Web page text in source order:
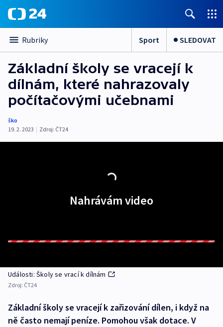
Rubriky Sport SLEDOVAT
Základní školy se vracejí k
dílnám, které nahrazovaly
počítačovými učebnami
ško
19. 2. 2023 | Zdroj: ČT24
Nahrávám video
Události: Školy se vrací k dílnám
Zdroj: ČT24
Základní školy se vracejí k zařizování dílen, i když na
ně často nemají peníze. Pomohou však dotace. V